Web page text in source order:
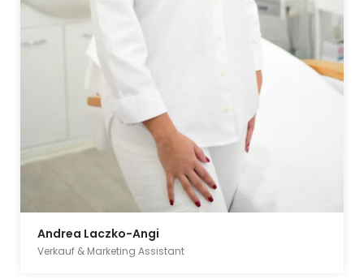
Andrea Laczko-Angi
Verkauf & Marketing Assistant